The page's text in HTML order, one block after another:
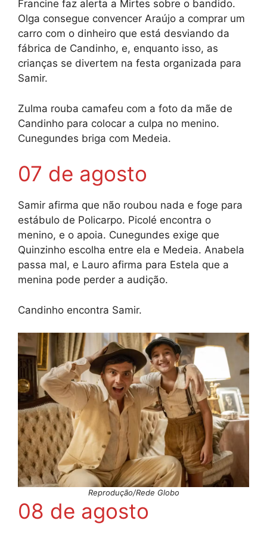
Francine faz alerta a Mirtes sobre o bandido.
Olga consegue convencer Araújo a comprar um
carro com o dinheiro que está desviando da
fábrica de Candinho, e, enquanto isso, as
crianças se divertem na festa organizada para
Samir.
Zulma rouba camafeu com a foto da mãe de
Candinho para colocar a culpa no menino.
Cunegundes briga com Medeia.
07 de agosto
Samir afirma que não roubou nada e foge para
estábulo de Policarpo. Picolé encontra o
menino, e o apoia. Cunegundes exige que
Quinzinho escolha entre ela e Medeia. Anabela
passa mal, e Lauro afirma para Estela que a
menina pode perder a audição.
Candinho encontra Samir.
Reprodução/Rede Globo
08 de agosto